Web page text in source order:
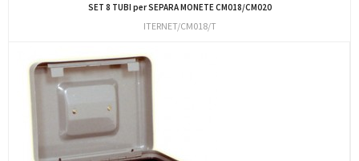
SET 8 TUBI per SEPARA MONETE CM018/CM020
ITERNET/CM018/T